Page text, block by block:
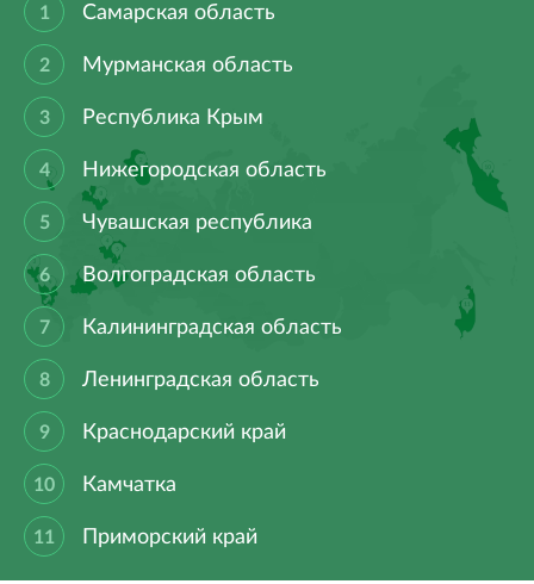
Самарская область
Мурманская область
Республика Крым
Нижегородская область
Чувашская республика
Волгоградская область
Калининградская область
Ленинградская область
Краснодарский край
Камчатка
Приморский край